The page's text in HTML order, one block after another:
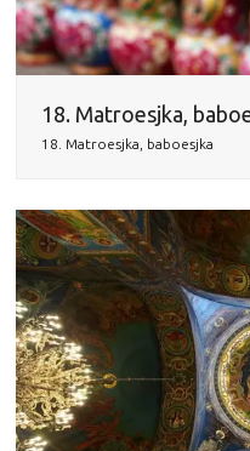
18. Matroesjka,
18. Matroesjka, baboesjka